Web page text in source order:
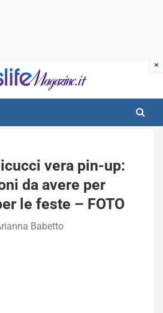
vera pin-up:
da avere per
le feste – FOTO
Babetto